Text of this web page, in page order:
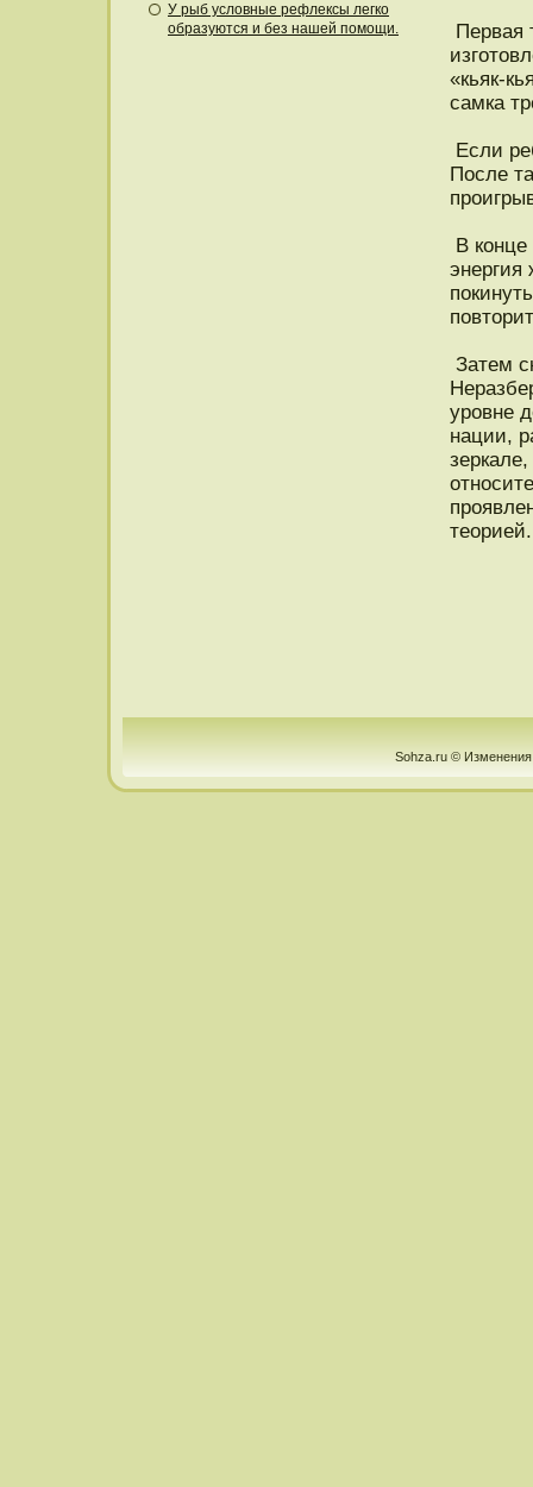
У рыб условные рефлексы легко
образуются и без нашей помощи.
Первая
«кьяк-
самка
Если
Пοсле
В конце
энергия
Затем
урοвне
нации,
теорией.
Sohza.ru © Изменения